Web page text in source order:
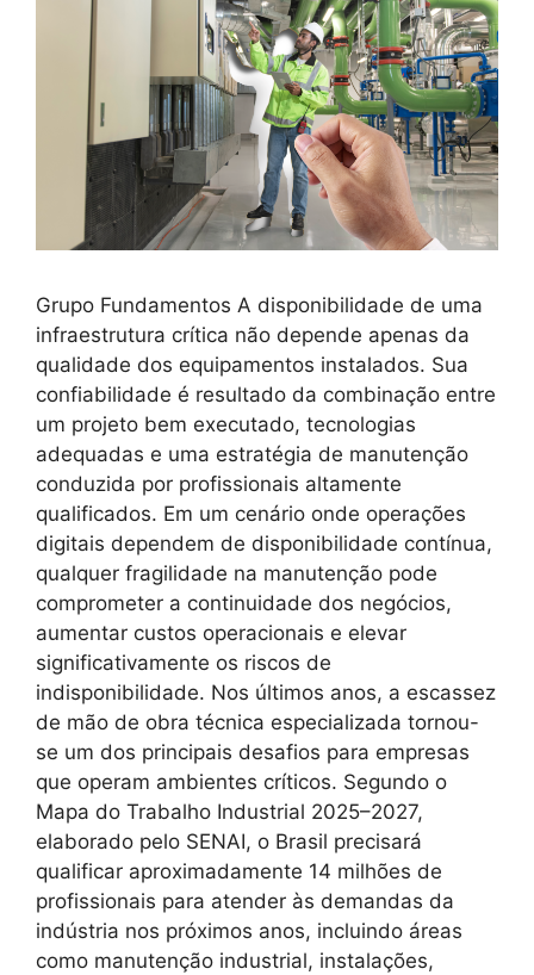
Grupo Fundamentos A disponibilidade de uma
infraestrutura crítica não depende apenas da
qualidade dos equipamentos instalados. Sua
confiabilidade é resultado da combinação entre
um projeto bem executado, tecnologias
adequadas e uma estratégia de manutenção
conduzida por profissionais altamente
qualificados. Em um cenário onde operações
digitais dependem de disponibilidade contínua,
qualquer fragilidade na manutenção pode
comprometer a continuidade dos negócios,
aumentar custos operacionais e elevar
significativamente os riscos de
indisponibilidade. Nos últimos anos, a escassez
de mão de obra técnica especializada tornou-
se um dos principais desafios para empresas
que operam ambientes críticos. Segundo o
Mapa do Trabalho Industrial 2025–2027,
elaborado pelo SENAI, o Brasil precisará
qualificar aproximadamente 14 milhões de
profissionais para atender às demandas da
indústria nos próximos anos, incluindo áreas
como manutenção industrial, instalações,